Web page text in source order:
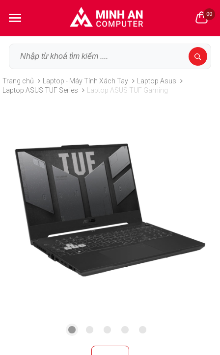
00
Trang chủ Laptop - Máy Tính Xách Tay
Laptop Asus
Laptop ASUS TUF Series
Laptop ASUS TUF Gaming